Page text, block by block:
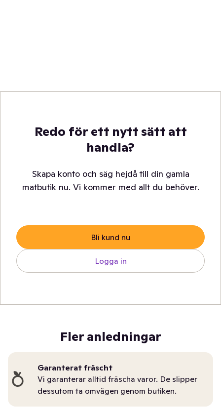
Redo för ett nytt sätt att
handla?
Skapa konto och säg hejdå till din gamla
matbutik nu. Vi kommer med allt du behöver.
Bli kund nu
Logga in
Fler anledningar
Garanterat fräscht
Vi garanterar alltid fräscha varor. De slipper
dessutom ta omvägen genom butiken.